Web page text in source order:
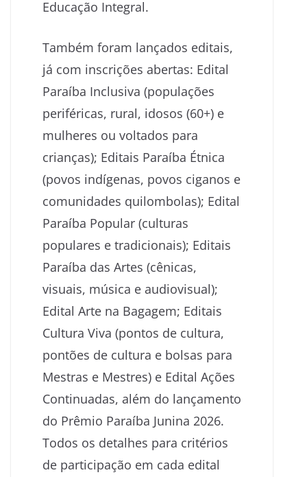
Educação Integral.
Também foram lançados editais,
já com inscrições abertas: Edital
Paraíba Inclusiva (populações
periféricas, rural, idosos (60+) e
mulheres ou voltados para
crianças); Editais Paraíba Étnica
(povos indígenas, povos ciganos e
comunidades quilombolas); Edital
Paraíba Popular (culturas
populares e tradicionais); Editais
Paraíba das Artes (cênicas,
visuais, música e audiovisual);
Edital Arte na Bagagem; Editais
Cultura Viva (pontos de cultura,
pontões de cultura e bolsas para
Mestras e Mestres) e Edital Ações
Continuadas, além do lançamento
do Prêmio Paraíba Junina 2026.
Todos os detalhes para critérios
de participação em cada edital